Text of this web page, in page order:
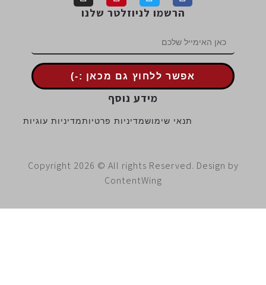
הרשמו לניוזלטר שלנו
אפשר ללחוץ גם מכאן :-)
מידע נוסף
תנאי שימושמדיניות פרטיותמדיניות עוגיות
Copyright 2026 © All rights Reserved. Design
ContentWing